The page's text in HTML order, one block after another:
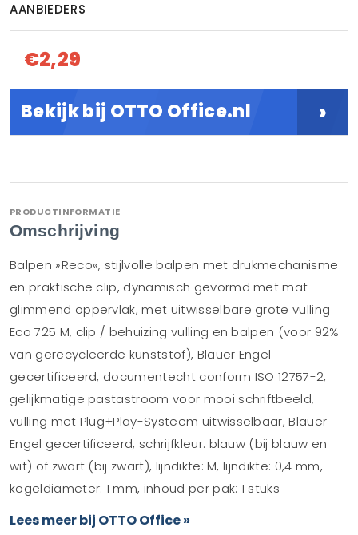
AANBIEDERS
€2,29
Bekijk bij OTTO Office.nl ›
PRODUCTINFORMATIE
Omschrijving
Balpen »Reco«, stijlvolle balpen met drukmechanisme
en praktische clip, dynamisch gevormd met mat
glimmend oppervlak, met uitwisselbare grote vulling
Eco 725 M, clip / behuizing vulling en balpen (voor 92%
van gerecycleerde kunststof), Blauer Engel
gecertificeerd, documentecht conform ISO 12757-2,
gelijkmatige pastastroom voor mooi schriftbeeld,
vulling met Plug+Play-Systeem uitwisselbaar, Blauer
Engel gecertificeerd, schrijfkleur: blauw (bij blauw en
wit) of zwart (bij zwart), lijndikte: M, lijndikte: 0,4 mm,
kogeldiameter: 1 mm, inhoud per pak: 1 stuks
Lees meer bij OTTO Office »